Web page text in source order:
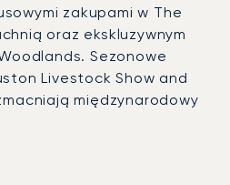
zakupami w The
oraz ekskluzywnym
Sezonowe
Livestock Show and
międzynarodowy
na miarę na lotnisko